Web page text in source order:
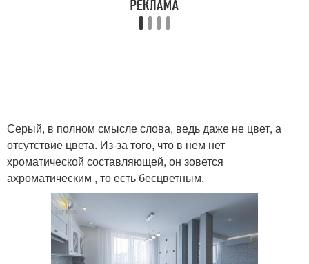
Серый, в полном смысле слова, ведь даже не цвет, а
отсутствие цвета. Из-за того, что в нем нет
хроматической составляющей, он зовется
ахроматическим , то есть бесцветным.